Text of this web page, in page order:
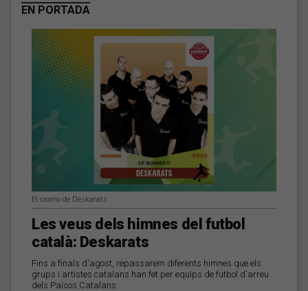
EN PORTADA
El cromo de Deskarats
Les veus dels himnes del futbol
català: Deskarats
Fins a finals d'agost, repassarem diferents himnes que els
grups i artistes catalans han fet per equips de futbol d'arreu
dels Països Catalans